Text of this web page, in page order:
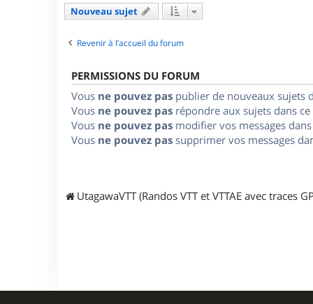
Nouveau sujet
Revenir à l’accueil du forum
PERMISSIONS DU FORUM
Vous ne pouvez pas publier de nouveaux sujets
Vous ne pouvez pas répondre aux sujets dans
Vous ne pouvez pas modifier vos messages
Vous ne pouvez pas supprimer vos messages
UtagawaVTT (Randos VTT et VTTAE avec traces